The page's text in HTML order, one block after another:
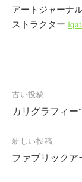
アートジャーナ
ストラクター
投
稿
ナ
ビ
ゲ
古い投稿
カリグラフィ
新しい投稿
ファブリックア